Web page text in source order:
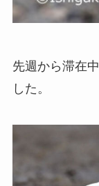
先週から滞在
した。